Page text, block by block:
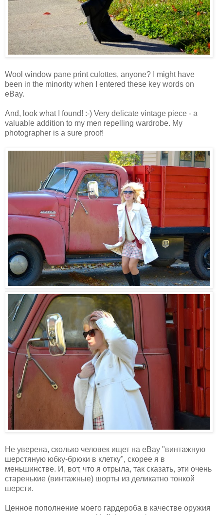
Wool window pane print culottes, anyone? I might have
been in the minority when I entered these key words on
eBay.
And, look what I found! :-) Very delicate vintage piece - a
valuable addition to my men repelling wardrobe. My
photographer is a sure proof!
Не уверена, сколько человек ищет на eBay "винтажную
шерстяную юбку-брюки в клетку", скорее я в
меньшинстве. И, вот, что я отрыла, так сказать, эти очень
старенькие (винтажные) шорты из деликатно тонкой
шерсти.
Ценное пополнение моего гардероба в качестве оружия